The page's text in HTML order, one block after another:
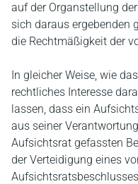
auf der Organstellung
sich daraus ergebenden
die Rechtmäßigkeit der
In gleicher Weise, wie
rechtliches Interesse
lassen, dass ein
aus seiner
Aufsichtsrat gefassten
der Verteidigung eines